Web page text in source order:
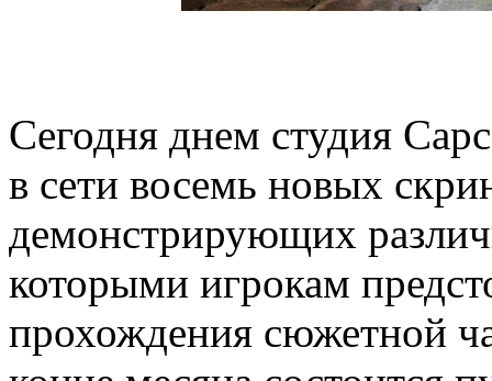
Сегодня днем студия
в сети восемь новых
демонстрирующих
которыми игрокам
прохождения сюжетной